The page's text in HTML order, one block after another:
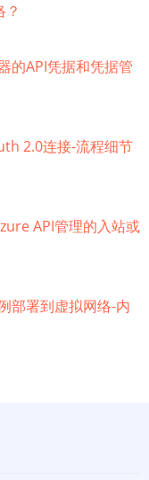
的API凭据和凭据管
2.0连接-流程细节
API管理的入站或
部署到虚拟网络-内